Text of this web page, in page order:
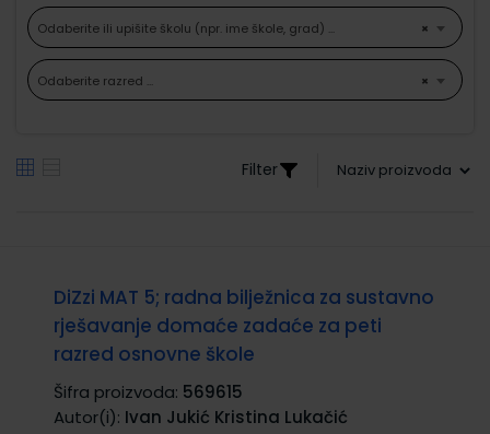
×
Odaberite ili upišite školu (npr. ime škole, grad) ...
×
Odaberite razred ...
Filter
DiZzi MAT 5; radna bilježnica za sustavno
rješavanje domaće zadaće za peti
razred osnovne škole
Šifra proizvoda: 569615
Autor(i): Ivan Jukić Kristina Lukačić